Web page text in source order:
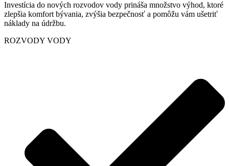
Investícia do nových rozvodov vody prináša množstvo výhod, ktoré
zlepšia komfort bývania, zvýšia bezpečnosť a pomôžu vám ušetriť
náklady na údržbu.
ROZVODY VODY